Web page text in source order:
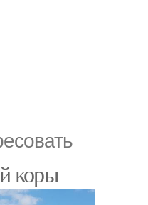
коры